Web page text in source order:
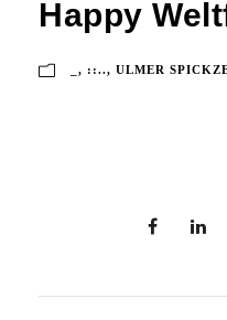
Happy
, ::.., ULMER